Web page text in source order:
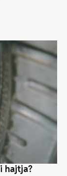
hajtja?